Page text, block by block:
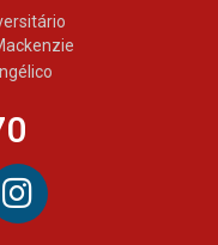
os
antes